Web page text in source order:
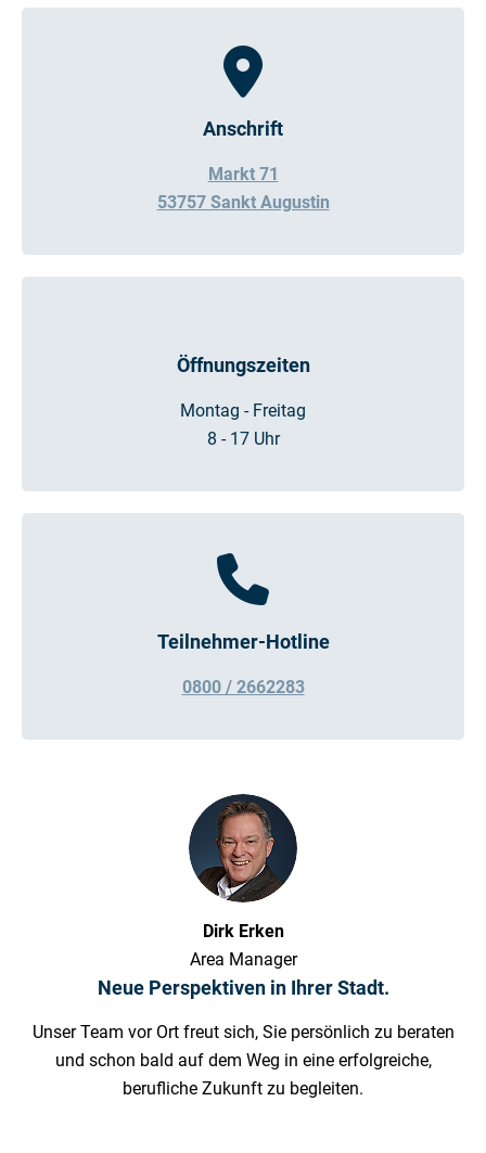
Anschrift
Markt 71
53757 Sankt Augustin
Öffnungszeiten
Montag - Freitag
8 - 17 Uhr
Teilnehmer-Hotline
0800 / 2662283
Dirk Erken
Area Manager
Neue Perspektiven in Ihrer Stadt.
Unser Team vor Ort freut sich, Sie persönlich zu beraten
und schon bald auf dem Weg in eine erfolgreiche,
berufliche Zukunft zu begleiten.